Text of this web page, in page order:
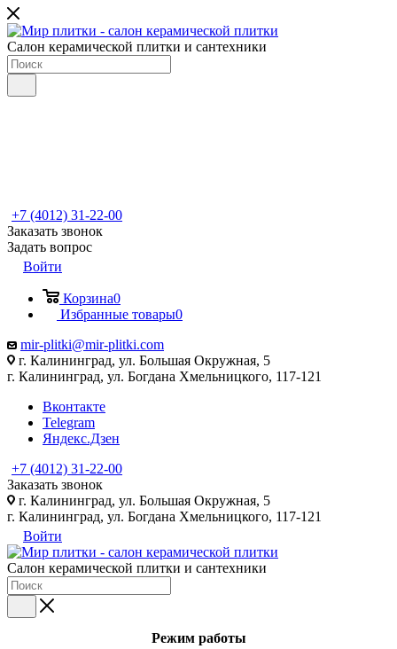
Салон керамической плитки и сантехники
+7 (4012) 31-22-00
Заказать звонок
Задать вопрос
Войти
Корзина0
Избранные товары0
mir-plitki@mir-plitki.com
г. Калининград, ул. Большая Окружная, 5
г. Калининград, ул. Богдана Хмельницкого, 117-121
Вконтакте
Telegram
Яндекс.Дзен
+7 (4012) 31-22-00
Заказать звонок
г. Калининград, ул. Большая Окружная, 5
г. Калининград, ул. Богдана Хмельницкого, 117-121
Войти
Салон керамической плитки и сантехники
Режим работы